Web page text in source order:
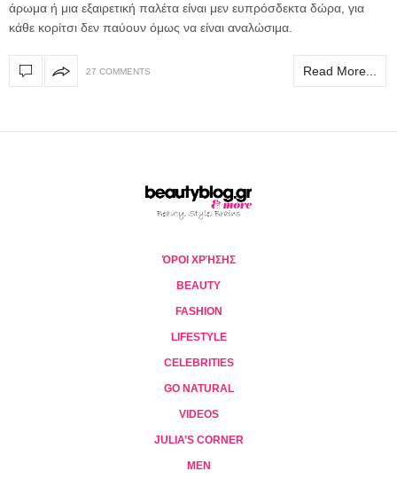
άρωμα ή μια εξαιρετική παλέτα είναι μεν ευπρόσδεκτα δώρα, για
κάθε κορίτσι δεν παύουν όμως να είναι αναλώσιμα.
27 COMMENTS Read More...
ΌΡΟΙ ΧΡΉΣΗΣ
BEAUTY
FASHION
LIFESTYLE
CELEBRITIES
GO NATURAL
VIDEOS
JULIA’S CORNER
MEN